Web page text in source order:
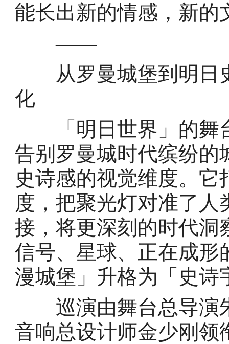
能长出新的情感，新的
——
从罗曼城堡到明日
化
「明日世界」的舞
告别罗曼城时代缤纷的
史诗感的视觉维度。
度，把聚光灯对准了
接，将更深刻的时代洞
信号、星球、正在成
漫城堡」升格为「史诗
巡演由舞台总导演
音响总设计师金少刚